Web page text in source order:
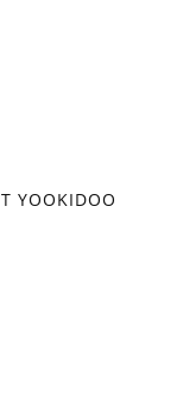
YOOKIDOO